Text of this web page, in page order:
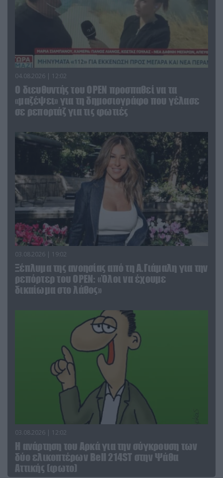
04.08.2026 | 12:02
O διευθυντής του OPEN προσπαθεί να τα
«μαζέψει» για τη δημοσιογράφο που γέλασε
σε ρεπορτάζ για τις φωτιές
03.08.2026 | 19:02
Ξέπλυμα της ανοησίας από τη Α.Γιάμαλη για την
ρεπόρτερ του ΟΡΕΝ: «Όλοι να έχουμε
δικαίωμα στο λάθος»
03.08.2026 | 12:02
Η ανάρτηση του Αρκά για την σύγκρουση των
δύο ελικοπτέρων Bell 214ST στην Ψάθα
Αττικής (φωτο)